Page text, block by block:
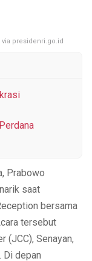
via presidenri.go.id
Prabowo
saat
bersama
tersebut
(JCC), Senayan,
Di depan